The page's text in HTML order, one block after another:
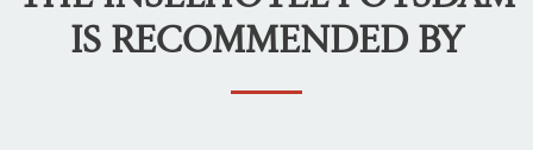
IS RECOMMENDED BY